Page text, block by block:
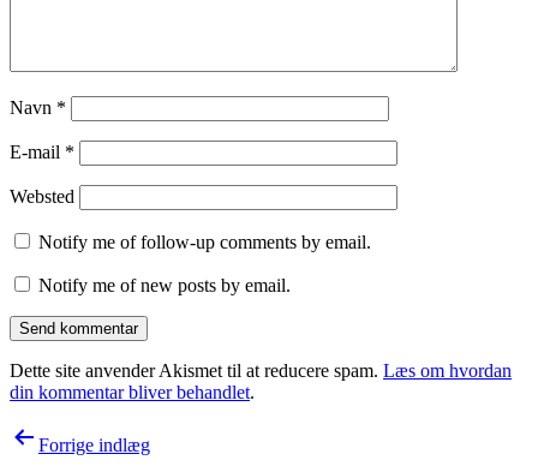
Navn *
E-mail *
Websted
Notify me of follow-up comments by email.
Notify me of new posts by email.
Dette site anvender Akismet til at reducere spam. Læs om hvordan
din kommentar bliver behandlet.
Indlægsnavigation
Forrige indlæg